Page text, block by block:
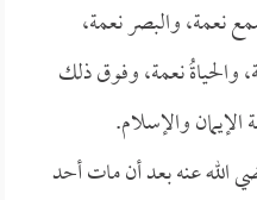
نعمة، والبصر نعمة،
والحياةُ نعمة، وفوق ذلك
والإسلام.
الله عنه بعد أن مات أحد